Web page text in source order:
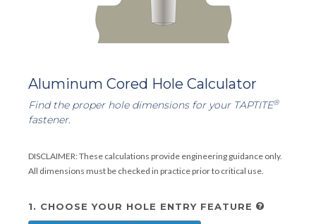
Aluminum Cored Hole Calculator
Find the proper hole dimensions for your TAPTITE®
fastener.
DISCLAIMER: These calculations provide engineering guidance only.
All dimensions must be checked in practice prior to critical use.
1. CHOOSE YOUR HOLE ENTRY FEATURE